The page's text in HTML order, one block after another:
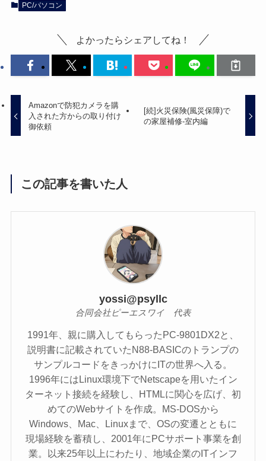
PC/パソコン
よかったらシェアしてね！
Amazonで防犯カメラを購
入された方からの取り付け
御依頼
[続]火災保険(風災保障)で
の家屋補修-室内編
この記事を書いた人
yossi@psyllc
合同会社ピーエスワイ 代表
1991年、親に購入してもらったPC-9801DX2と、
説明書に記載されていたN88-BASICのトランプの
サンプルコードをきっかけにITの世界へ入る。
1996年にはLinux環境下でNetscapeを用いたイン
ターネット接続を経験し、HTMLに関心を広げ、初
めてのWebサイトを作成。MS-DOSから
Windows、Mac、Linuxまで、OSの変遷とともに
現場経験を蓄積し、2001年にPCサポート事業を創
業。以来25年以上にわたり、地域企業のITインフ